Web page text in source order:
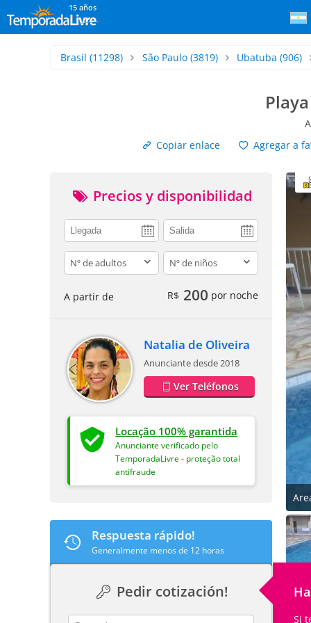
15 años
Brasil (11298) São Paulo(3819) Ubatuba (906)
Copiar enlace
Agregar a
Precios y disponibilidad
adults children
A partir de R$ 200 por noche
Natalia de Oliveira
Anunciante desde 2018
Ver Teléfonos
Locação 100% garantida
Anunciante verificado pelo
TemporadaLivre - proteção total
antifraude
Respuesta rápido!
Generalmente menos de 12 horas
Pedir cotización!
Si